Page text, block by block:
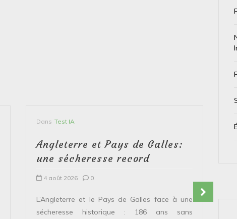
Dans Test IA
Angleterre et Pays de Galles:
une sécheresse record
4 août 2026 0
L’Angleterre et le Pays de Galles face à une
sécheresse historique : 186 ans sans